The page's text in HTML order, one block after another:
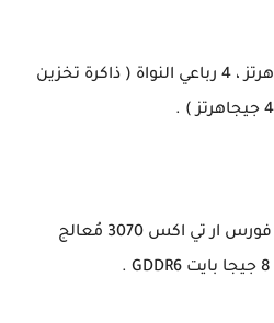
انتل كور i7-11370H 3.3 جيجاهرتز ، 4 رباعي النواة ( ذاكرة تخزين
✯ بطاقة شاشة انفيديا جي فورس ار تي اكس 3070 مُعالج